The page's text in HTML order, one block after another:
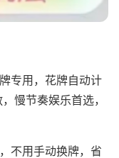
专用，花牌自动计
慢节奏娱乐首选，
不用手动换牌，省